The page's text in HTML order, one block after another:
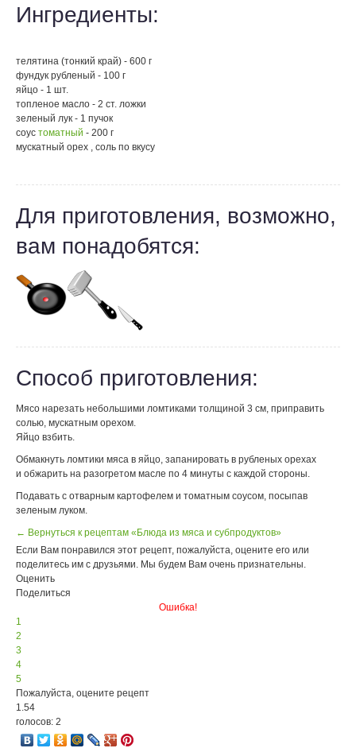
Ингредиенты:
телятина (тонкий край) - 600 г
фундук рубленый - 100 г
яйцо - 1 шт.
топленое масло - 2 ст. ложки
зеленый лук - 1 пучок
соус томатный - 200 г
мускатный орех , соль по вкусу
Для приготовления, возможно,
вам понадобятся:
Способ приготовления:
Мясо нарезать небольшими ломтиками толщиной 3 см, приправить
солью, мускатным орехом.
Яйцо взбить.
Обмакнуть ломтики мяса в яйцо, запанировать в рубленых орехах
и обжарить на разогретом масле по 4 минуты с каждой стороны.
Подавать с отварным картофелем и томатным соусом, посыпав
зеленым луком.
← Вернуться к рецептам «Блюда из мяса и субпродуктов»
Если Вам понравился этот рецепт, пожалуйста, оцените его или
поделитесь им с друзьями. Мы будем Вам очень признательны.
Оценить
Поделиться
Ошибка!
1
2
3
4
5
Пожалуйста, оцените рецепт
1.54
голосов: 2